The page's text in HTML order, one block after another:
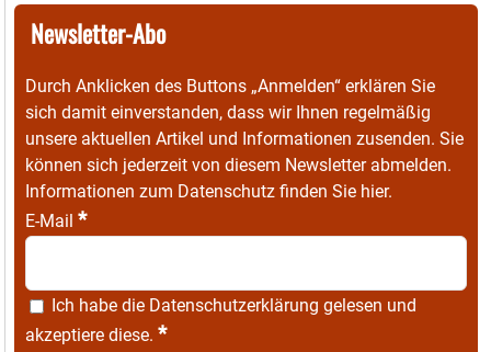
Newsletter-Abo
Durch Anklicken des Buttons „Anmelden“ erklären Sie
sich damit einverstanden, dass wir Ihnen regelmäßig
unsere aktuellen Artikel und Informationen zusenden. Sie
können sich jederzeit von diesem Newsletter abmelden.
Informationen zum Datenschutz finden Sie hier.
E-Mail *
Ich habe die Datenschutzerklärung gelesen und
akzeptiere diese. *